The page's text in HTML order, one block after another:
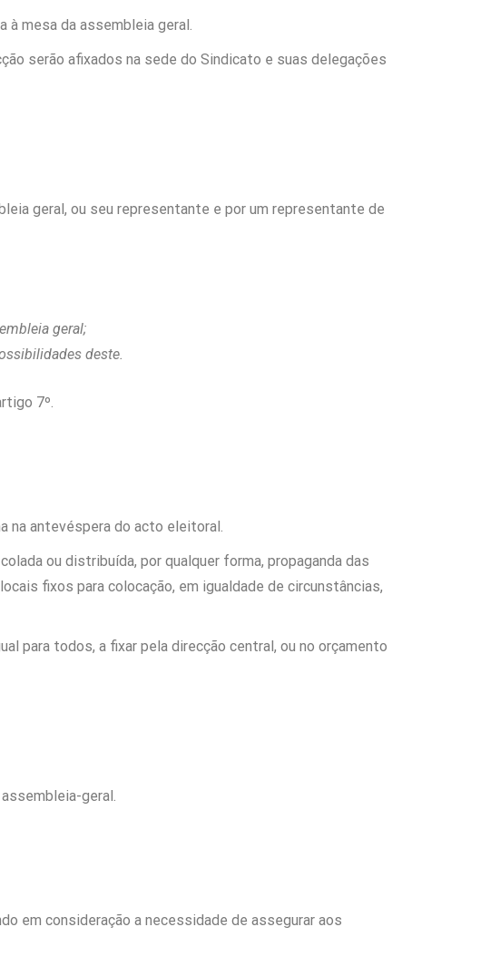
à mesa da assembleia geral.
serão afixados na sede do Sindicato e suas delegações
geral, ou seu representante e por um representante de
geral;
deste.
7º.
na antevéspera do acto eleitoral.
ou distribuída, por qualquer forma, propaganda das
fixos para colocação, em igualdade de circunstâncias,
para todos, a fixar pela direcção central, ou no orçamento
geral.
em consideração a necessidade de assegurar aos